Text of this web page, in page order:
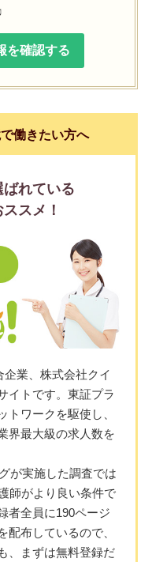
を確認する
働きたい方へ
れている
スメ！
業、株式会社クイ
イトです。東証プラ
トワークを駆使し、
界最大級の求人数を
が実施した調査では
師がより良い条件で
者全員に190ページ
配布しているので、
、まずは無料登録だ